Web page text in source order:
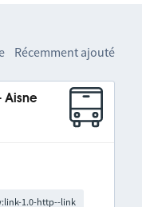
Récemment ajouté
Aisne
1.0-http--link